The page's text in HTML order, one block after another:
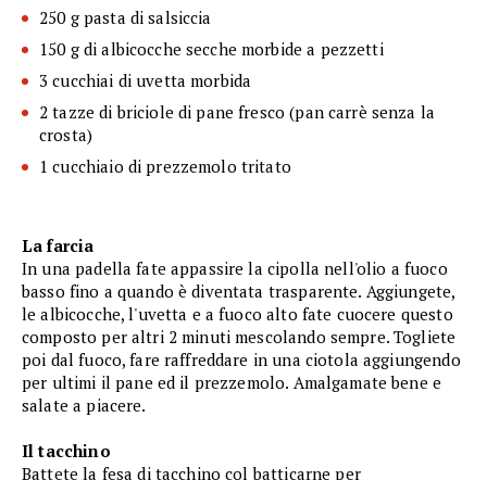
250 g pasta di salsiccia
150 g di albicocche secche morbide a pezzetti
3 cucchiai di uvetta morbida
2 tazze di briciole di pane fresco (pan carrè senza la
crosta)
1 cucchiaio di prezzemolo tritato
La farcia
In una padella fate appassire la cipolla nell'olio a fuoco
basso fino a quando è diventata trasparente. Aggiungete,
le albicocche, l'uvetta e a fuoco alto fate cuocere questo
composto per altri 2 minuti mescolando sempre. Togliete
poi dal fuoco, fare raffreddare in una ciotola aggiungendo
per ultimi il pane ed il prezzemolo. Amalgamate bene e
salate a piacere.
Il tacchino
Battete la fesa di tacchino col batticarne per